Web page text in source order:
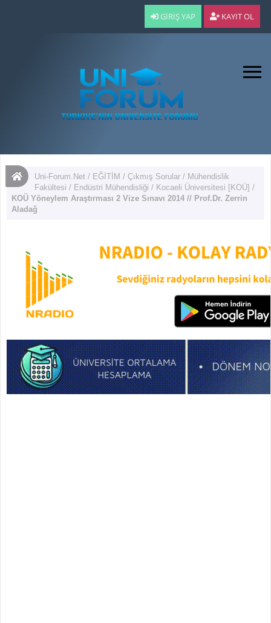
GIRIŞ YAP KAYIT OL
Uni-Forum.Net / EĞİTİM /Çıkmış Sorular / Mühendislik
Fakültesi / Endüstri Mühendisliği / Kocaeli Üniversitesi [KOÜ] /
KOÜ Yöneylem Araştırması 2 Vize Sınavı 2014 // Prof.Dr. Zerrin
Aladağ